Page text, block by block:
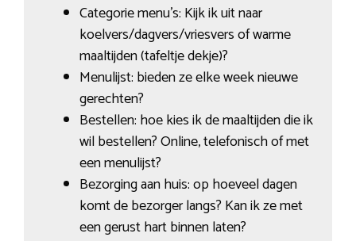
Categorie menu’s: Kijk ik uit naar
koelvers/dagvers/vriesvers of warme
maaltijden (tafeltje dekje)?
Menulijst: bieden ze elke week nieuwe
gerechten?
Bestellen: hoe kies ik de maaltijden die ik
wil bestellen? Online, telefonisch of met
een menulijst?
Bezorging aan huis: op hoeveel dagen
komt de bezorger langs? Kan ik ze met
een gerust hart binnen laten?